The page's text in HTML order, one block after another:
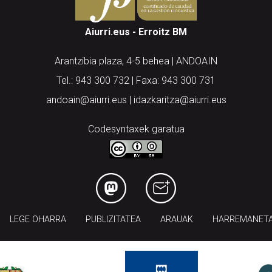
Aiurri.eus - Erroitz BM
Arantzibia plaza, 4-5 behea | ANDOAIN
Tel.: 943 300 732 | Faxa: 943 300 731
andoain@aiurri.eus | idazkaritza@aiurri.eus
Codesyntaxek garatua
LEGE OHARRA PUBLIZITATEA ARAUAK